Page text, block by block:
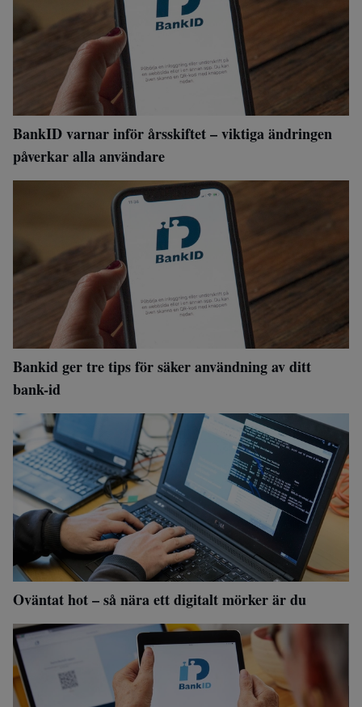
BankID varnar inför årsskiftet – viktiga ändringen
påverkar alla användare
Bankid ger tre tips för säker användning av ditt
bank-id
Oväntat hot – så nära ett digitalt mörker är du